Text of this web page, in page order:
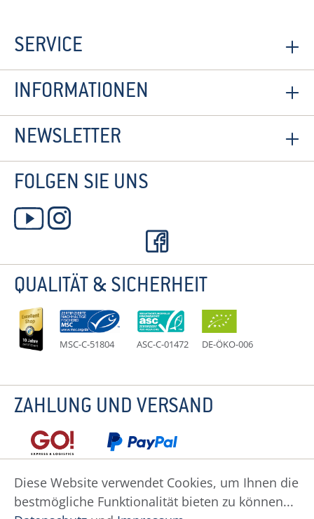
SERVICE
INFORMATIONEN
NEWSLETTER
FOLGEN SIE UNS
QUALITÄT & SICHERHEIT
MSC-C-51804 ASC-C-01472 DE-ÖKO-006
ZAHLUNG UND VERSAND
Datenschutz Impressum
Widerruf
Diese Website verwendet Cookies, um Ihnen die
bestmögliche Funktionalität bieten zu können...